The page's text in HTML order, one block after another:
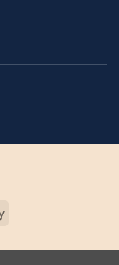
Google